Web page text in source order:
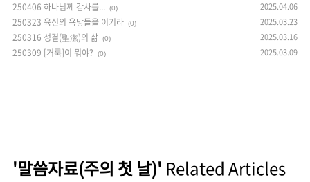
250406 하나님께 감사를... (0) 2025.04.06
250323 육신의 욕망들을 이기라 (0) 2025.03.23
250316 성결(聖潔)의 삶 (0) 2025.03.16
250309 [거룩]이 뭐야? (0) 2025.03.09
'말씀자료(주의 첫 날)' Related Articles